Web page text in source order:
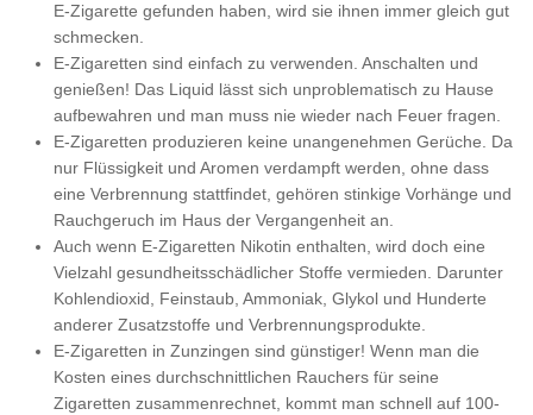
E-Zigarette gefunden haben, wird sie ihnen immer gleich gut
schmecken.
E-Zigaretten sind einfach zu verwenden. Anschalten und
genießen! Das Liquid lässt sich unproblematisch zu Hause
aufbewahren und man muss nie wieder nach Feuer fragen.
E-Zigaretten produzieren keine unangenehmen Gerüche. Da
nur Flüssigkeit und Aromen verdampft werden, ohne dass
eine Verbrennung stattfindet, gehören stinkige Vorhänge und
Rauchgeruch im Haus der Vergangenheit an.
Auch wenn E-Zigaretten Nikotin enthalten, wird doch eine
Vielzahl gesundheitsschädlicher Stoffe vermieden. Darunter
Kohlendioxid, Feinstaub, Ammoniak, Glykol und Hunderte
anderer Zusatzstoffe und Verbrennungsprodukte.
E-Zigaretten in Zunzingen sind günstiger! Wenn man die
Kosten eines durchschnittlichen Rauchers für seine
Zigaretten zusammenrechnet, kommt man schnell auf 100-